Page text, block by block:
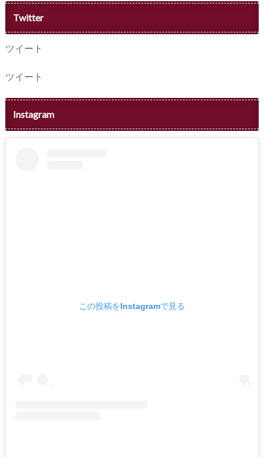
Twitter
ツイート
ツイート
Instagram
この投稿をInstagramで見る